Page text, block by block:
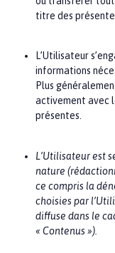
titre des
L’Utilisateur
informations
Plus
activement avec
présentes.
L’Utilisateur est
nature
ce compris la
choisies par
diffuse dans le
« Contenus »).